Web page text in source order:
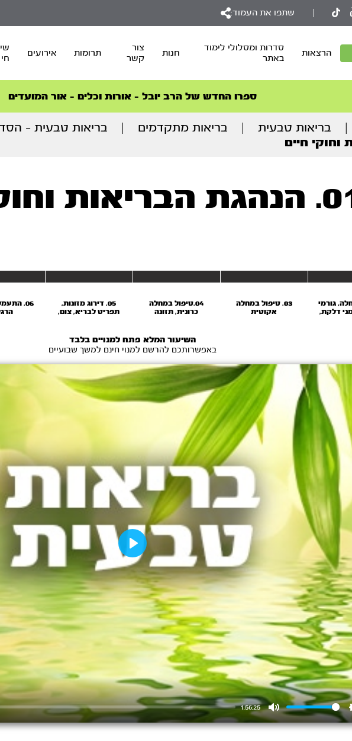
שתפו את העמוד:
הרצאות
סדרות ומסלולי לימוד
באתר
חנות
צור
קשר
תרומות אירועים
חי
סדרות הפודקאסטים
הסדרה המובילה החודש – דרך המלך
ספרו החדש של הרב יובל – אורות וכלים – אור המועדים
הצטרפו למהפכת הבריאות הטבעית >
סדרות הפודקאסטים
הסדרה המובילה החודש – דרך המלך
| בריאות טבעית | בריאות מתקדמים |
בריאות טבעית –
וחוקי חיים
גורמי
דלקת,
03. טיפול במחלה
אקוטית
04.טיפול במחלה
כרונית, תזונה
05. דירוג מזונות,
תפריט לבריא, צום,
06.
השיעור המלא פתח למנויים בלבד
באפשרותכם להרשם למנוי חינם למשך שבועיים
1:56:25
Mute
Play